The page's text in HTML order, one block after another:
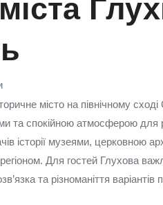
міста
місто на північному
та спокійною атмосферою для
історії музеями, церковною
Для гостей Глухова
та різноманіття